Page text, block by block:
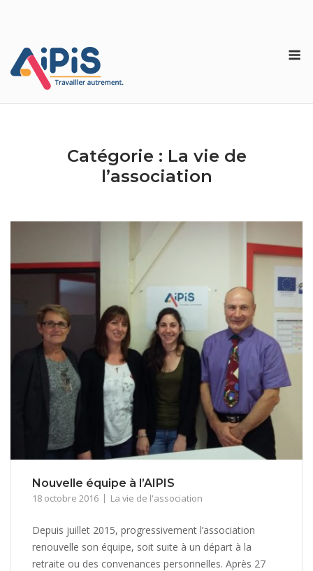
Catégorie : La vie de
l’association
Nouvelle équipe à l’AIPIS
18 octobre 2016 La vie de l'association
Depuis juillet 2015, progressivement l’association
renouvelle son équipe, soit suite à un départ à la
retraite ou des convenances personnelles. Après 27